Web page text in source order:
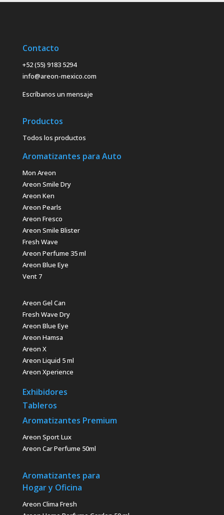
Contacto
+52 (55) 9183 5294
info@areon-mexico.com
Escríbanos un mensaje
Productos
Todos los productos
Aromatizantes para Auto
Mon Areon
Areon Smile Dry
Areon Ken
Areon Pearls
Areon Fresco
Areon Smile Blister
Fresh Wave
Areon Perfume 35 ml
Areon Blue Eye
Vent 7
Areon Gel Can
Fresh Wave Dry
Areon Blue Eye
Areon Hamsa
Areon X
Areon Liquid 5 ml
Areon Xperience
Exhibidores
Tableros
Aromatizantes Premium
Areon Sport Lux
Areon Car Perfume 50ml
Aromatizantes para
Hogar y Oficina
Areon Clima Fresh